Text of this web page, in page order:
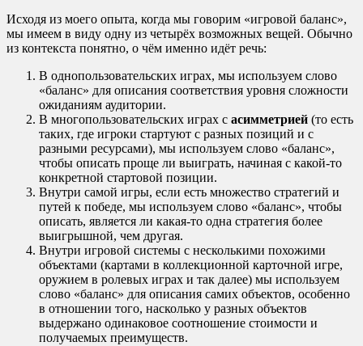
Исходя из моего опыта, когда мы говорим «игровой баланс»,
мы имеем в виду одну из четырёх возможных вещей. Обычно
из контекста понятно, о чём именно идёт речь:
В однопользовательских играх, мы используем слово
«баланс» для описания соответствия уровня сложности
ожиданиям аудитории.
В многопользовательских играх с асимметрией (то есть
таких, где игроки стартуют с разных позиций и с
разными ресурсами), мы используем слово «баланс»,
чтобы описать проще ли выиграть, начиная с какой-то
конкретной стартовой позиции.
Внутри самой игры, если есть множество стратегий и
путей к победе, мы используем слово «баланс», чтобы
описать, является ли какая-то одна стратегия более
выигрышной, чем другая.
Внутри игровой системы с несколькими похожими
объектами (картами в коллекционной карточной игре,
оружием в ролевых играх и так далее) мы используем
слово «баланс» для описания самих объектов, особенно
в отношении того, насколько у разных объектов
выдержано одинаковое соотношение стоимости и
получаемых преимуществ.